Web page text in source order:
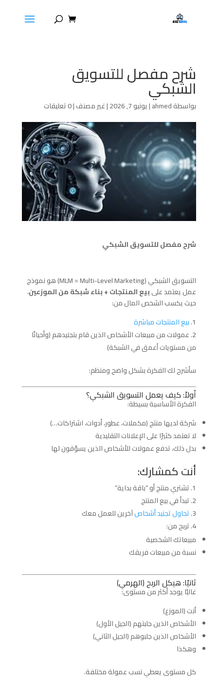
شرح مفصل للتسويق
الشبكي
بواسطةahmed
|يونيو 7, 2026 |غير مصنف|0 تعليقات
شرح مفصل للتسويق الشبكي
التسويق الشبكي (MLM = Multi-Level Marketing) هو نموذج
عمل يعتمد علىبيع المنتجات + بناء شبكة من الموزعين،
حيث يكسب الشخص المال من:
بيع المنتجات مباشرة
عمولات من مبيعات الأشخاص الذين قام بتجنيدهم (وأحيانًا
من مستويات أعمق في الشبكة)
سأشرح لك الفكرة بشكل واضح ومنظم:
أولاً: كيف يعمل التسويق الشبكي؟
الفكرة الأساسية بسيطة:
شركة لديها منتج (مكملات، عطور، أدوات، اشتراكات…)
لا تعتمد كثيرًا على الإعلانات التقليدية
بدل ذلك، تدفع عمولات للأشخاص الذين يسوّقون لها
أنت كمشارك:
تشتري منتج أو “باقة بداية”
تبدأ في بيع المنتج
تحاول تجنيد أشخاصآخرين للعمل معك
تربح من:
مبيعاتك الشخصية
نسبة من مبيعات فريقك
ثانيًا: هيكل الربح (الهرمي)
غالبًا يوجد أكثر من مستوى:
أنت (الموزع)
الأشخاص الذين جلبتهم (الجيل الأول)
الأشخاص الذين جلبوهم (الجيل الثاني)
وهكذا
كل مستوى يعطي نسب عمولة مختلفة.